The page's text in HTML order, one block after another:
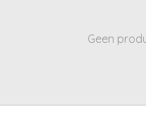
Geen